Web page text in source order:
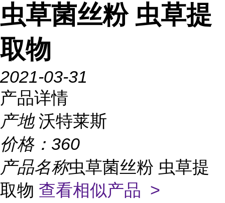
虫草菌丝粉 虫草提
取物
2021-03-31
产品详情
产地 沃特莱斯
价格： 360
产品名称虫草菌丝粉 虫草提
取物 查看相似产品 >